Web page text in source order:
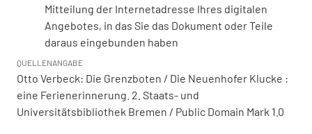
Mitteilung der Internetadresse Ihres digitalen
Angebotes, in das Sie das Dokument oder Teile
daraus eingebunden haben
QUELLENANGABE
Otto Verbeck: Die Grenzboten / Die Neuenhofer Klucke :
eine Ferienerinnerung. 2. Staats- und
Universitätsbibliothek Bremen / Public Domain Mark 1.0